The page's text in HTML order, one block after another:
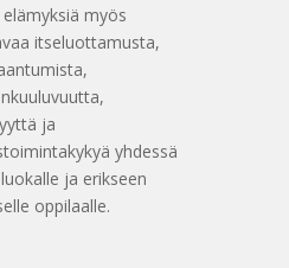
myös
itseluottamusta,
ja
yhdessä
ja erikseen
oppilaalle.